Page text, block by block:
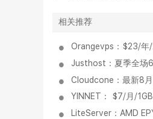
相关推荐
Orangevps：$23/年/
Justhost：夏季全场
Cloudcone：最新8
YINNET： $7/月/
LiteServer：AMD